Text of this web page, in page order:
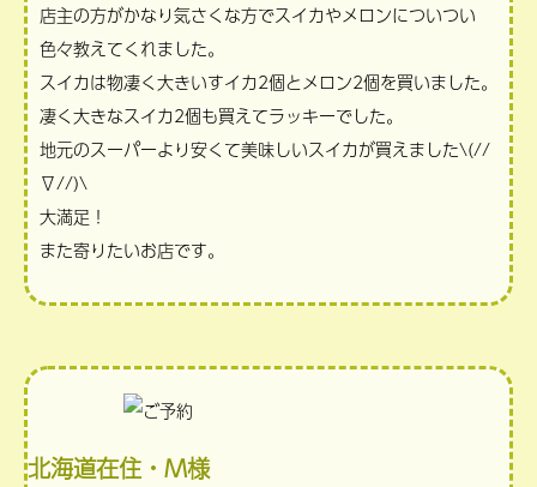
店主の方がかなり気さくな方でスイカやメロンについつい
色々教えてくれました。
スイカは物凄く大きいすイカ2個とメロン2個を買いました。
凄く大きなスイカ2個も買えてラッキーでした。
地元のスーパーより安くて美味しいスイカが買えました\(//
∇//)\
大満足！
また寄りたいお店です。
北海道在住・M様